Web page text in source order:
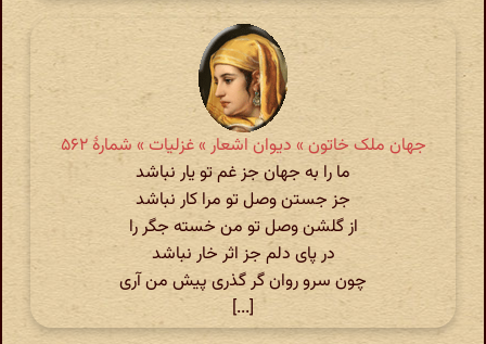
جهان ملک خاتون » دیوان اشعار » غزلیات » شمارهٔ ۵۶۲
ما را به جهان جز غم تو یار نباشد
جز جستن وصل تو مرا کار نباشد
از گلشن وصل تو من خسته جگر را
در پای دلم جز اثر خار نباشد
چون سرو روان گر گذری پیش من آری
[...]